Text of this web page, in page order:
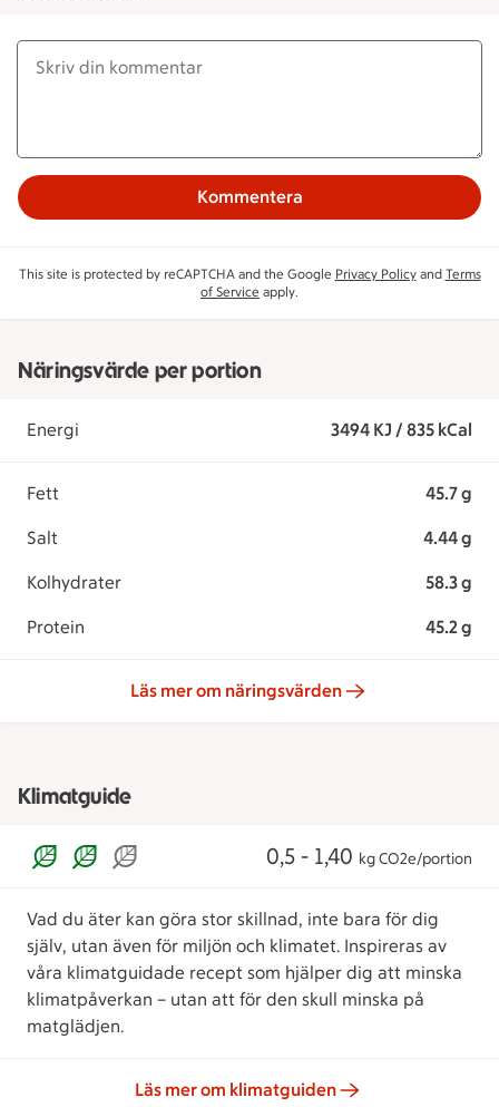
Kommentera
This site is protected by reCAPTCHA and the Google Privacy Policyand Terms
of Service apply.
Näringsvärde per portion
Energi 3494 KJ / 835 kCal
Fett 45.7 g
Salt 4.44 g
Kolhydrater 58.3 g
Protein 45.2 g
Läs mer om näringsvärden
Klimatguide
0,5 - 1,40 kg CO2e/portion
Vad du äter kan göra stor skillnad, inte bara för dig
själv, utan även för miljön och klimatet. Inspireras av
våra klimatguidade recept som hjälper dig att minska
klimatpåverkan – utan att för den skull minska på
matglädjen.
Läs mer om klimatguiden